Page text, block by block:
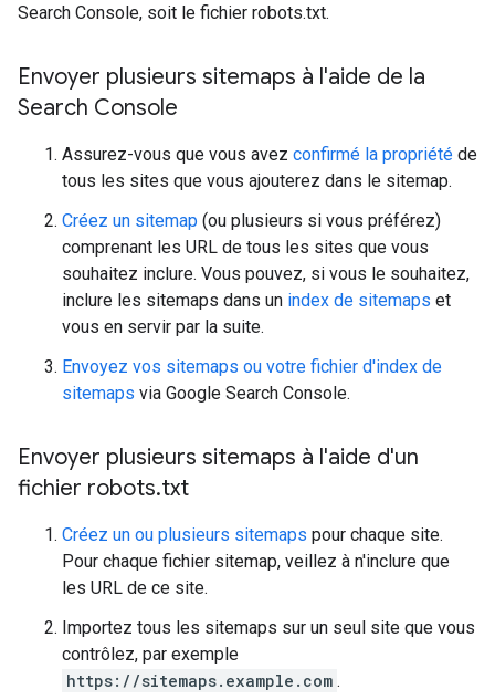
Search Console, soit le fichier robots.txt.
Envoyer plusieurs sitemaps à l'aide de la
Search Console
Assurez-vous que vous avez confirmé la propriété de
tous les sites que vous ajouterez dans le sitemap.
Créez un sitemap (ou plusieurs si vous préférez)
comprenant les URL de tous les sites que vous
souhaitez inclure. Vous pouvez, si vous le souhaitez,
inclure les sitemaps dans un index de sitemaps et
vous en servir par la suite.
Envoyez vos sitemaps ou votre fichier d'index de
sitemaps via Google Search Console.
Envoyer plusieurs sitemaps à l'aide d'un
fichier robots.txt
Créez un ou plusieurs sitemaps pour chaque site.
Pour chaque fichier sitemap, veillez à n'inclure que
les URL de ce site.
Importez tous les sitemaps sur un seul site que vous
contrôlez, par exemple
https://sitemaps.example.com .